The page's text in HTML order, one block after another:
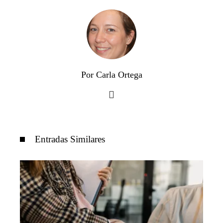
Por Carla Ortega
Entradas Similares